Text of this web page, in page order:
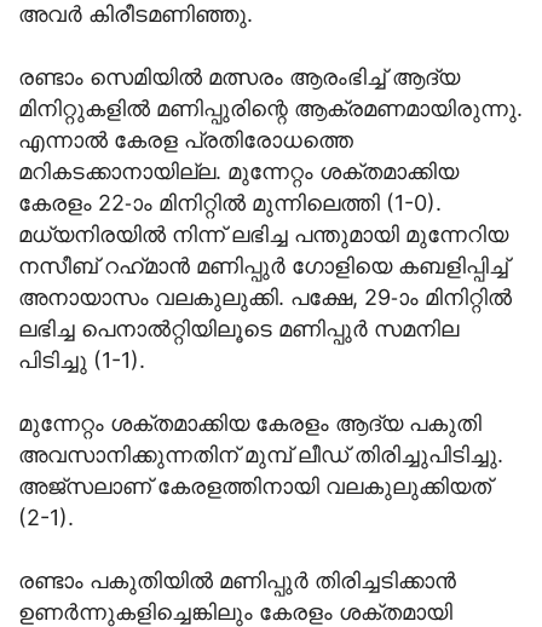
അവർ കിരീടമണിഞ്ഞു.
രണ്ടാം സെമിയിൽ മത്സരം ആരംഭിച്ച് ആദ്യ
മിനിറ്റുകളില്‍ മണിപ്പുരിന്റെ ആക്രമണമായിരുന്നു.
എന്നാല്‍ കേരള പ്രതിരോധത്തെ
മറികടക്കാനായില്ല. മുന്നേറ്റം ശക്തമാക്കിയ
കേരളം 22-ാം മിനിറ്റില്‍ മുന്നിലെത്തി (1-0).
മധ്യനിരയില്‍ നിന്ന് ലഭിച്ച പന്തുമായി മുന്നേറിയ
നസീബ് റഹ്‌മാന്‍ മണിപ്പുര്‍ ഗോളിയെ കബളിപ്പിച്ച്
അനായാസം വലകുലുക്കി. പക്ഷേ, 29-ാം മിനിറ്റില്‍
ലഭിച്ച പെനാല്‍റ്റിയിലൂടെ മണിപ്പുര്‍ സമനില
പിടിച്ചു (1-1).
മുന്നേറ്റം ശക്തമാക്കിയ കേരളം ആദ്യ പകുതി
അവസാനിക്കുന്നതിന് മുമ്പ് ലീഡ് തിരിച്ചുപിടിച്ചു.
അജ്‌സലാണ് കേരളത്തിനായി വലകുലുക്കിയത്
(2-1).
രണ്ടാം പകുതിയില്‍ മണിപ്പുര്‍ തിരിച്ചടിക്കാന്‍
ഉണര്‍ന്നുകളിച്ചെങ്കിലും കേരളം ശക്തമായി